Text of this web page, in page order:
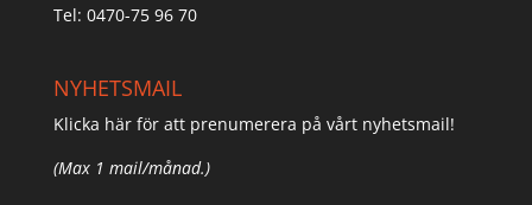
Tel: 0470-75 96 70
NYHETSMAIL
Klicka här för att prenumerera på vårt nyhetsmail!
(Max 1 mail/månad.)